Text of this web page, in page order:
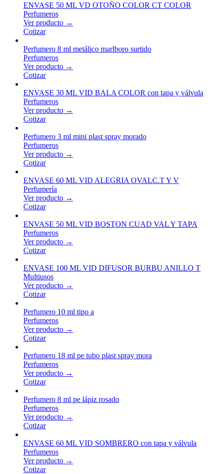
ENVASE 50 ML VD OTOÑO COLOR CT COLOR
Perfumeros
Ver producto →
Cotizar
Perfumero 8 ml metálico marlboro surtido
Perfumeros
Ver producto →
Cotizar
ENVASE 30 ML VID BALA COLOR con tapa y válvula
Perfumeros
Ver producto →
Cotizar
Perfumero 3 ml mini plast spray morado
Perfumeros
Ver producto →
Cotizar
ENVASE 60 ML VID ALEGRIA OVALC.T Y V
Perfumería
Ver producto →
Cotizar
ENVASE 50 ML VID BOSTON CUAD VAL Y TAPA
Perfumeros
Ver producto →
Cotizar
ENVASE 100 ML VID DIFUSOR BURBU ANILLO T
Multiusos
Ver producto →
Cotizar
Perfumero 10 ml tipo a
Perfumeros
Ver producto →
Cotizar
Perfumero 18 ml pe tubo plast spray mora
Perfumeros
Ver producto →
Cotizar
Perfumero 8 ml pe lápiz rosado
Perfumeros
Ver producto →
Cotizar
ENVASE 60 ML VID SOMBRERO con tapa y válvula
Perfumeros
Ver producto →
Cotizar